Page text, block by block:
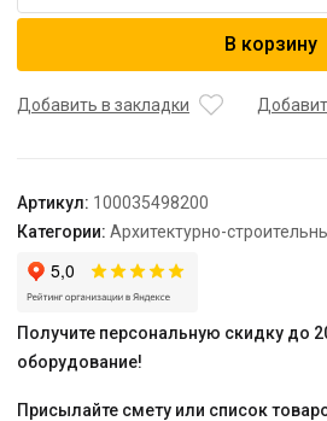
Зажим
75
В корзину
Добавить в закладки
Артикул: 100035498200
Категории: Архитектурно-
Получите персональную скидку до
оборудование!
Присылайте смету или список